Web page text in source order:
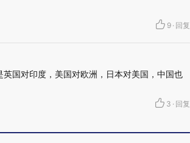
9 · 回复
国对印度，美国对欧洲，日本对美国，中国也
3 · 回复